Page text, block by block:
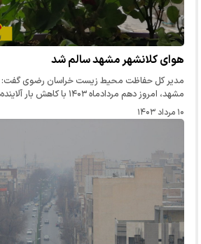
هوای کلانشهر مشهد سالم شد
مدیر کل حفاظت محیط زیست خراسان رضوی گفت:
مشهد، امروز دهم مردادماه ۱۴۰۳ با کاهش بار آلاینده‌ها پس از…
۱۰ مرداد ۱۴۰۳